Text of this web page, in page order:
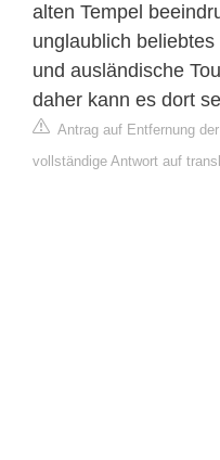
alten Tempel
unglaublich
und ausländische
daher kann es dort
Antrag auf Entfernung
vollständige Antwort auf